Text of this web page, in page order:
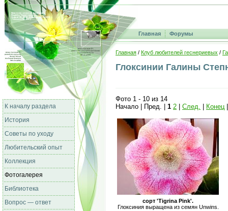
Главная Форумы
К началу раздела
История
Советы по уходу
Любительский опыт
Коллекция
Фотогалерея
Библиотека
Вопрос — ответ
Главная / Клуб любителей геснериевых /
Глоксинии Галины
Фото 1 - 10 из 14
Начало | Пред. | 1 2 След. Конец
сорт 'Tigrina Pink'.
Глоксиния выращена из семян Unwins.